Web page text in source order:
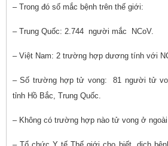
– Trong đó số mắc bệnh trên thế giới:
– Trung Quốc: 2.744 người mắc NCoV.
– Việt Nam: 2 trường hợp dương tính với
– Số trường hợp tử vong: 81 người tử
tỉnh Hồ Bắc, Trung Quốc.
– Không có trường hợp nào tử vong ở